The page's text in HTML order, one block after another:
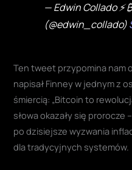
— Edwin Collado ⚡️
(@edwin_collado)
Ten tweet przypomina nam
napisał Finney w jednym z
śmiercią: „Bitcoin to
słowa okazały się
po dzisiejsze wyzwania
dla tradycyjnych systemów.